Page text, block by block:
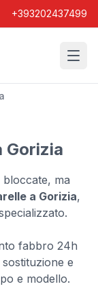
+393202437499
Gorizia
ma
a Gorizia,
fabbro 24h
e
e modello.